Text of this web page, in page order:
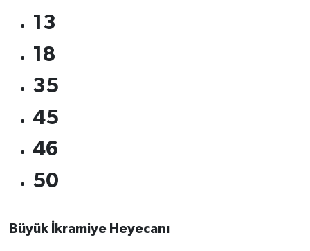
13
18
35
45
46
50
Büyük İkramiye Heyecanı
Resmi İlanlar
SAĞLIK